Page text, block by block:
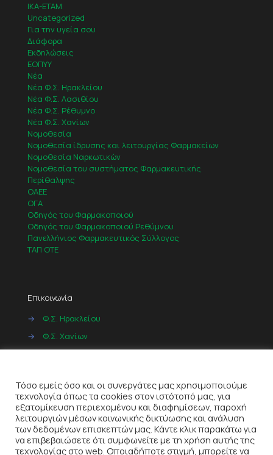
IKA-ETAM
Uncategorized
Για την υγεία σου
Διάφορα
Εκδηλώσεις
ΕΟΠΥΥ
Νέα
Νέα Φ.Σ. Ηρακλείου
Νέα Φ.Σ. Λασιθίου
Νέα Φ.Σ. Ρέθυμνο
Νέα Φ.Σ. Χανίων
Νομοθεσία
Νομοθεσία ίδρυσης και λειτουργίας Φαρμακείων
Νομοθεσία Ναρκωτικών
Νομοθεσία του συστήματος Φαρμακευτικής
Περίθαλψης
ΟΑΕΕ
ΟΓΑ
Οδηγός του Φαρμακοποιού
Οδηγός του Φαρμακοποιού Ρεθύμνου
Πανελλήνιος Φαρμακευτικός Σύλλογος
ΤΑΠ ΟΤΕ
Επικοινωνία
→
Φ.Σ. Ηρακλείου
→
Φ.Σ. Χανίων
Τόσο εμείς όσο και οι συνεργάτες μας χρησιμοποιούμε
τεχνολογία όπως τα cookies στον ιστότοπό μας, για
εξατομίκευση περιεχομένου και διαφημίσεων, παροχή
λειτουργιών μέσων κοινωνικής δικτύωσης και ανάλυση
των δεδομένων επισκεπτών μας. Κάντε κλικ παρακάτω για
να επιβεβαιώσετε ότι συμφωνείτε με τη χρήση αυτής της
τεχνολογίας στο web. Οποιαδήποτε στιγμή, μπορείτε να